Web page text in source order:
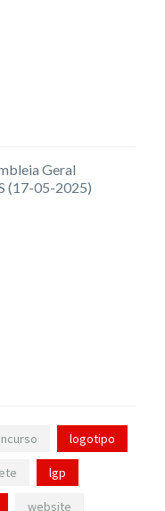
Geral
(17-05-2025)
logotipo
lgp
website